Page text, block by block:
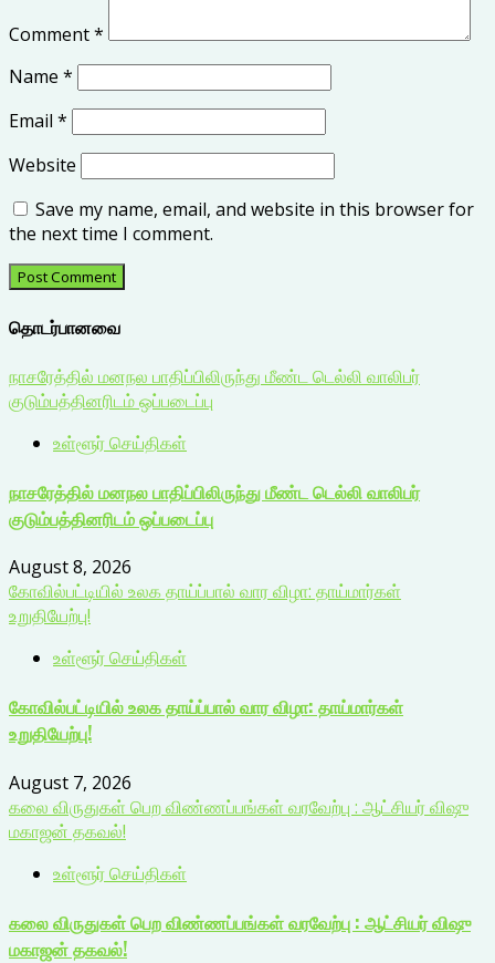
Comment*
Name *
Email *
Website
Save my name, email, and website in this browser for
the next time I comment.
தொடர்பானவை
நாசரேத்தில் மனநல பாதிப்பிலிருந்து மீண்ட டெல்லி வாலிபர்
குடும்பத்தினரிடம் ஒப்படைப்பு
உள்ளூர் செய்திகள்
நாசரேத்தில் மனநல பாதிப்பிலிருந்து மீண்ட டெல்லி வாலிபர்
குடும்பத்தினரிடம் ஒப்படைப்பு
August 8, 2026
கோவில்பட்டியில் உலக தாய்ப்பால் வார விழா: தாய்மார்கள்
உறுதியேற்பு!
உள்ளூர் செய்திகள்
கோவில்பட்டியில் உலக தாய்ப்பால் வார விழா: தாய்மார்கள்
உறுதியேற்பு!
August 7, 2026
கலை விருதுகள் பெற விண்ணப்பங்கள் வரவேற்பு : ஆட்சியர் விஷு
மகாஜன் தகவல்!
உள்ளூர் செய்திகள்
கலை விருதுகள் பெற விண்ணப்பங்கள் வரவேற்பு : ஆட்சியர் விஷு
மகாஜன் தகவல்!